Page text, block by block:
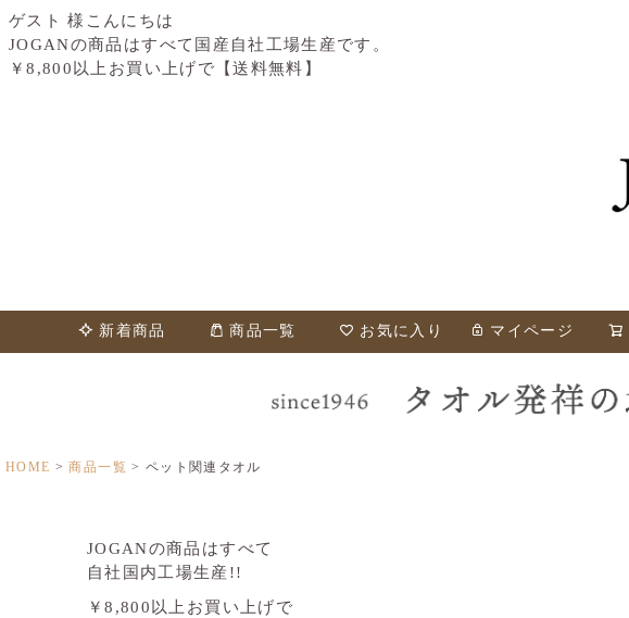
ゲスト 様こんにちは
JOGANの商品はすべて国産自社工場生産です。
￥8,800以上お買い上げで【送料無料】
新着商品 商品一覧 お気に入り マイページ
HOME 商品一覧 ペット関連タオル
JOGANの商品はすべて
自社国内工場生産!!
￥8,800以上お買い上げで